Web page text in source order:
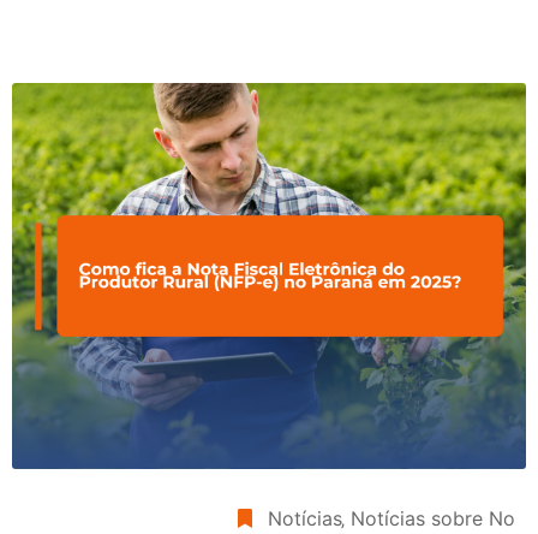
Notícias‚ Notícias sobre No